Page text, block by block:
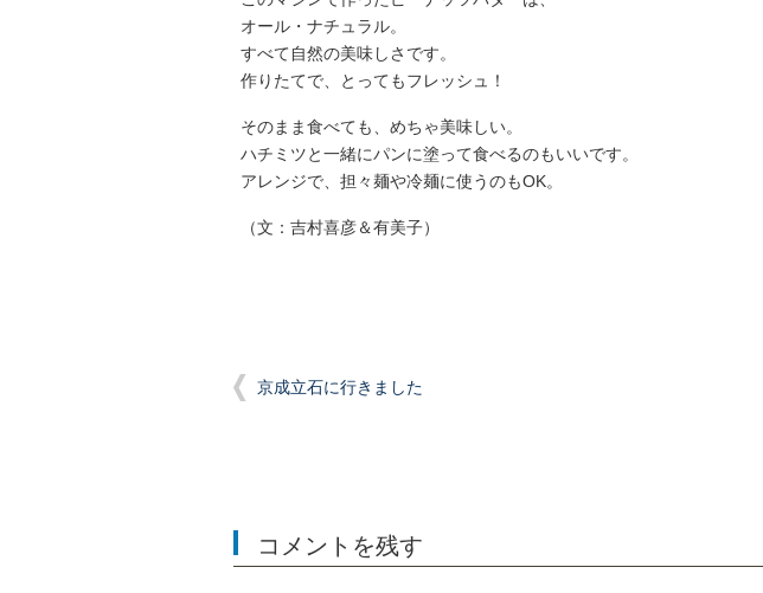
オール・ナチュラル。
すべて自然の美味しさです。
作りたてで、とってもフレッシュ！
そのまま食べても、めちゃ美味しい。
ハチミツと一緒にパンに塗って食べるのもいいです。
アレンジで、担々麺や冷麺に使うのもOK。
（文：吉村喜彦＆有美子）
京成立石に行きました
コメントを残す